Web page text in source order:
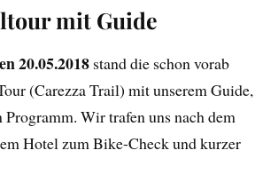
mit Guide
20.05.2018 stand die schon vorab
(Carezza Trail) mit unserem Guide,
Wir trafen uns nach dem
Hotel zum Bike-Check und kurzer